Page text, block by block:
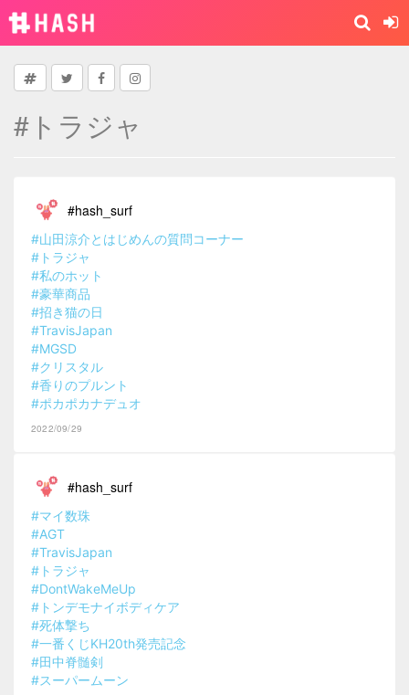
#トラジャ
#hash_surf
#山田涼介とはじめんの質問コーナー
#トラジャ
#私のホット
#豪華商品
#招き猫の日
#TravisJapan
#MGSD
#クリスタル
#香りのプルント
#ポカポカナデュオ
2022/09/29
#hash_surf
#マイ数珠
#AGT
#TravisJapan
#トラジャ
#DontWakeMeUp
#トンデモナイボディケア
#死体撃ち
#一番くじKH20th発売記念
#田中脊髄剣
#スーパームーン